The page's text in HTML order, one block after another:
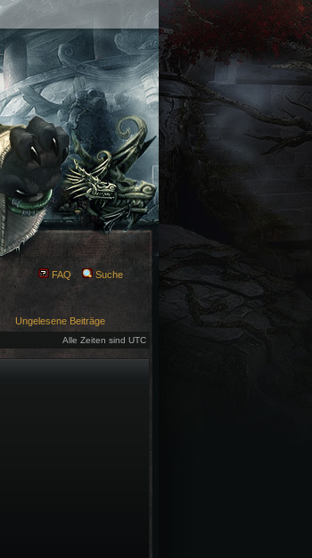
FAQ Suche
Ungelesene Beiträge
Alle Zeiten sind UTC